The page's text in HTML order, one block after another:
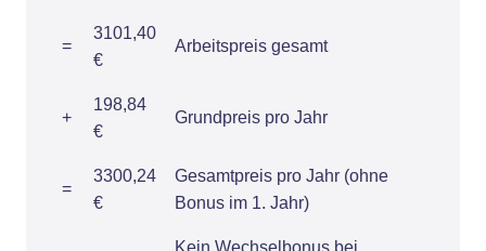
=
3101,40
€
Arbeitspreis gesamt
+
198,84
€
Grundpreis pro Jahr
=
3300,24
€
Gesamtpreis pro Jahr (ohne
Bonus im 1. Jahr)
Kein Wechselbonus bei